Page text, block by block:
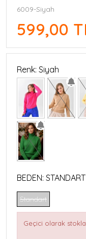
6009-Siyah
599,00
Renk: Siyah
BEDEN: STANDART
Standart
Geçici olarak